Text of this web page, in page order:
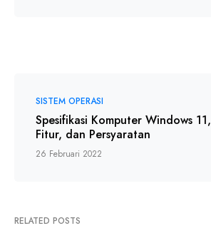
SISTEM OPERASI
Spesifikasi Komputer Windows 11,
Fitur, dan Persyaratan
26 Februari 2022
RELATED POSTS